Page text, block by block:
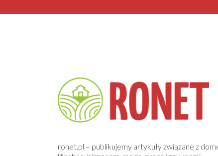
ronet.pl – publikujemy artykuły związane z